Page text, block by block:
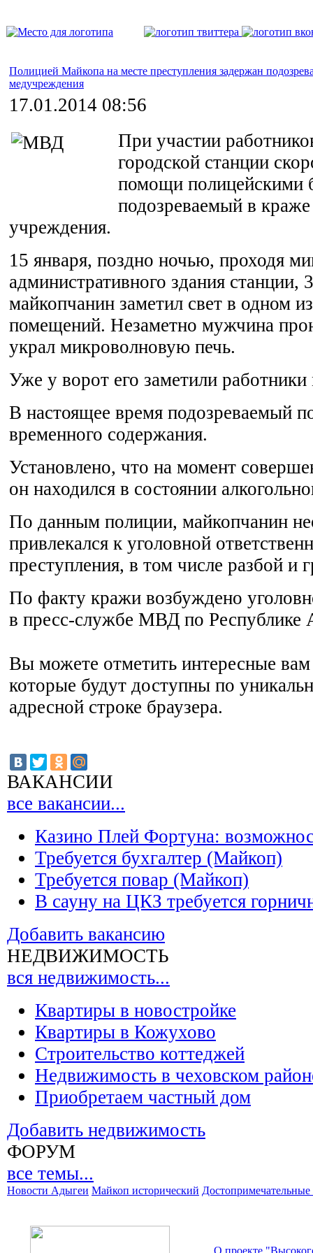
Полицией Майкопа на месте преступления задержан
медучреждения
17.01.2014 08:56
При участии
городской станции
помощи полицейскими
подозреваемый в
учреждения.
15 января, поздно ночью, проходя
административного здания станции,
майкопчанин заметил свет в одном
помещений. Незаметно мужчина
украл микроволновую печь.
Уже у ворот его заметили
В настоящее время подозреваемый
временного содержания.
Установлено, что на момент
он находился в состоянии
По данным полиции, майкопчанин
привлекался к уголовной
преступления, в том числе разбой и
По факту кражи возбуждено
в пресс-службе МВД по Республике
Вы можете отметить интересные
которые будут доступны по
адресной строке браузера.
ВАКАНСИИ
все вакансии...
Казино Плей Фортуна:
Требуется бухгалтер (Майкоп)
Требуется повар (Майкоп)
В сауну на ЦКЗ требуется
Добавить вакансию
НЕДВИЖИМОСТЬ
вся недвижимость...
Квартиры в новостройке
Квартиры в Кожухово
Строительство коттеджей
Недвижимость в чеховском
Приобретаем частный дом
Добавить недвижимость
ФОРУМ
все темы...
Новости Адыгеи Майкоп исторический Достопримечательные
О проекте